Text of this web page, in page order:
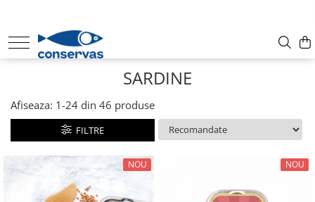
CONSERVE
FRUCTE DE MARE + ALȚI PEȘTI
TON
MACROU
SARDINE
Afiseaza: 1-24 din 46 produse
FILTRE
NOU NOU